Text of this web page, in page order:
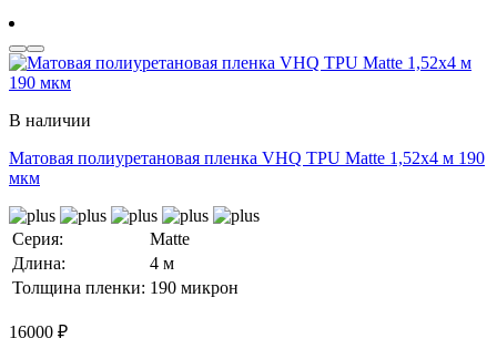
В наличии
Матовая полиуретановая пленка VHQ TPU Matte 1,52х4 м 190
мкм
Серия:
Matte
Длина:
4 м
Толщина пленки: 190 микрон
16000 ₽